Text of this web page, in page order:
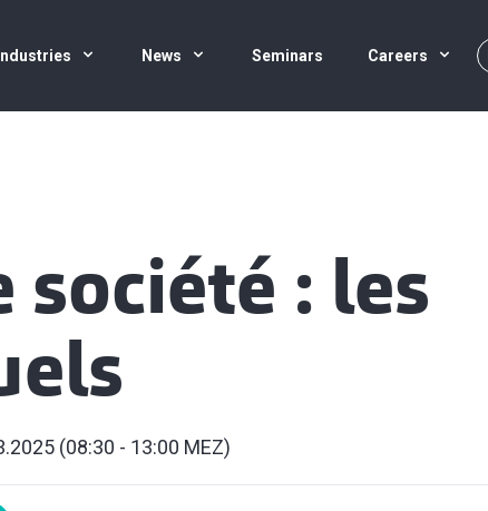
Industries News Seminars Careers
société : les
(08:30 - 13:00 MEZ)